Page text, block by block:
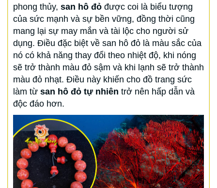
phong thủy, san hô đỏ được coi là biểu tượng
của sức mạnh và sự bền vững, đồng thời cũng
mang lại sự may mắn và tài lộc cho người sử
dụng. Điều đặc biệt về san hô đỏ là màu sắc của
nó có khả năng thay đổi theo nhiệt độ, khi nóng
sẽ trở thành màu đỏ sậm và khi lạnh sẽ trở thành
màu đỏ nhạt. Điều này khiến cho đồ trang sức
làm từ san hô đỏ tự nhiên trở nên hấp dẫn và
độc đáo hơn.